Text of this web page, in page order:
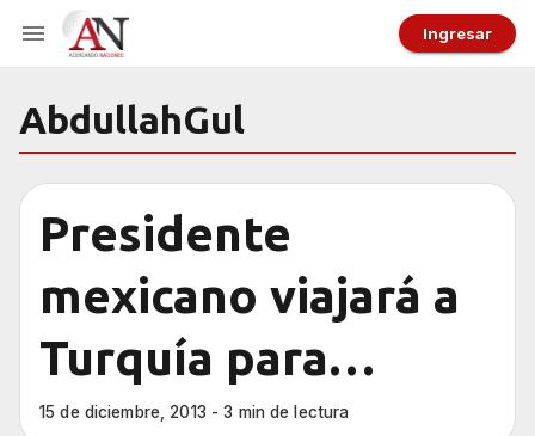
Ingresar
AbdullahGul
Presidente
mexicano viajará a
Turquía para
realizar visita de
15 de diciembre, 2013 - 3 min de lectura